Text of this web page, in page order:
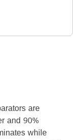
are
and 90%
while